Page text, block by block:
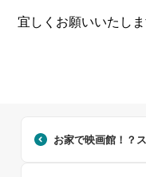
宜しくお願いいたしま
お家で映画館！？